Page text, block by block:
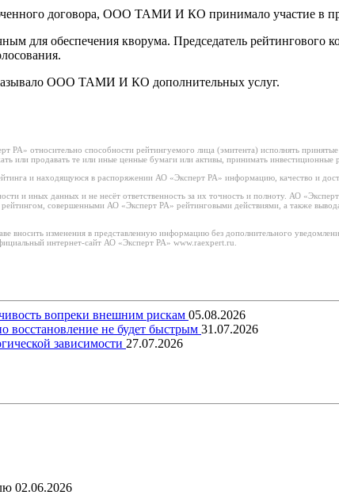
договора, ООО ТАМИ И КО принимало участие в
для обеспечения кворума. Председатель рейтингового
ООО ТАМИ И КО дополнительных услуг.
относительно способности рейтингуемого лица (эмитента) исполнять
или продавать те или иные ценные бумаги или активы, принимать инвестиционные
и находящуюся в распоряжении АО «Эксперт РА» информацию, качество и
и иных данных и не несёт ответственность за их точность и полноту. АО
совершенными АО «Эксперт РА» рейтинговыми действиями, а также
вносить изменения в представленную информацию без дополнительного
интернет-сайт АО «Эксперт РА» www.raexpert.ru.
вопреки внешним рискам 05.08.2026
восстановление не будет быстрым 31.07.2026
зависимости 27.07.2026
02.06.2026